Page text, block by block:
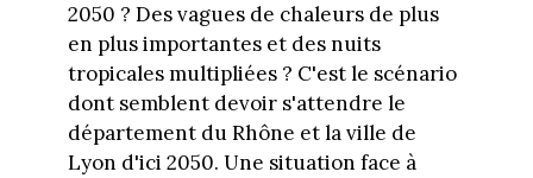
2050 ? Des vagues de chaleurs de plus
en plus importantes et des nuits
tropicales multipliées ? C'est le scénario
dont semblent devoir s'attendre le
département du Rhône et la ville de
Lyon d'ici 2050. Une situation face à